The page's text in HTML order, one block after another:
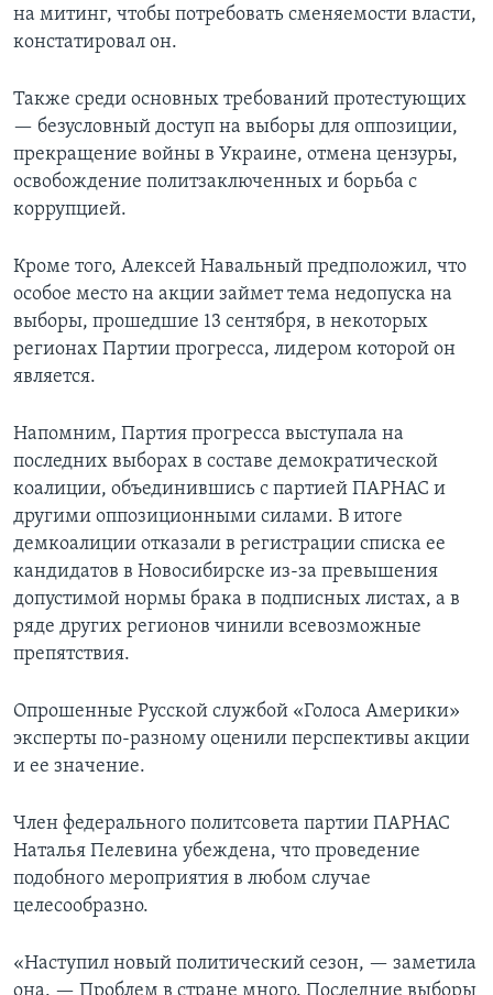
на митинг, чтобы потребовать сменяемости власти,
констатировал он.
Также среди основных требований протестующих
— безусловный доступ на выборы для оппозиции,
прекращение войны в Украине, отмена цензуры,
освобождение политзаключенных и борьба с
коррупцией.
Кроме того, Алексей Навальный предположил, что
особое место на акции займет тема недопуска на
выборы, прошедшие 13 сентября, в некоторых
регионах Партии прогресса, лидером которой он
является.
Напомним, Партия прогресса выступала на
последних выборах в составе демократической
коалиции, объединившись с партией ПАРНАС и
другими оппозиционными силами. В итоге
демкоалиции отказали в регистрации списка ее
кандидатов в Новосибирске из-за превышения
допустимой нормы брака в подписных листах, а в
ряде других регионов чинили всевозможные
препятствия.
Опрошенные Русской службой «Голоса Америки»
эксперты по-разному оценили перспективы акции
и ее значение.
Член федерального политсовета партии ПАРНАС
Наталья Пелевина убеждена, что проведение
подобного мероприятия в любом случае
целесообразно.
«Наступил новый политический сезон, — заметила